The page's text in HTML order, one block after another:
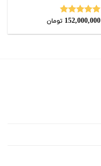
نمره5.00
152,000,000 تومان